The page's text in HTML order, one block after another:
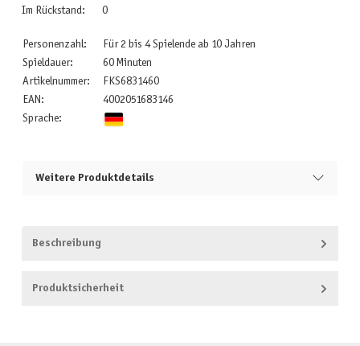
Im Rückstand:
0
Personenzahl:
Für 2 bis 4 Spielende ab 10 Jahren
Spieldauer:
60 Minuten
Artikelnummer:
FKS6831460
EAN:
4002051683146
Sprache:
Weitere Produktdetails
Beschreibung
Produktsicherheit